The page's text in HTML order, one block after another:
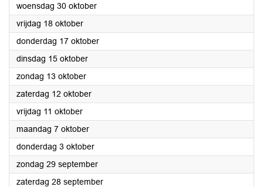
woensdag 30 oktober2024
vrijdag 18 oktober2024
donderdag 17 oktober2024
dinsdag 15 oktober2024
zondag 13 oktober2024
zaterdag 12 oktober2024
vrijdag 11 oktober2024
maandag 7 oktober2024
donderdag 3 oktober2024
zondag 29 september2024
zaterdag 28 september2024